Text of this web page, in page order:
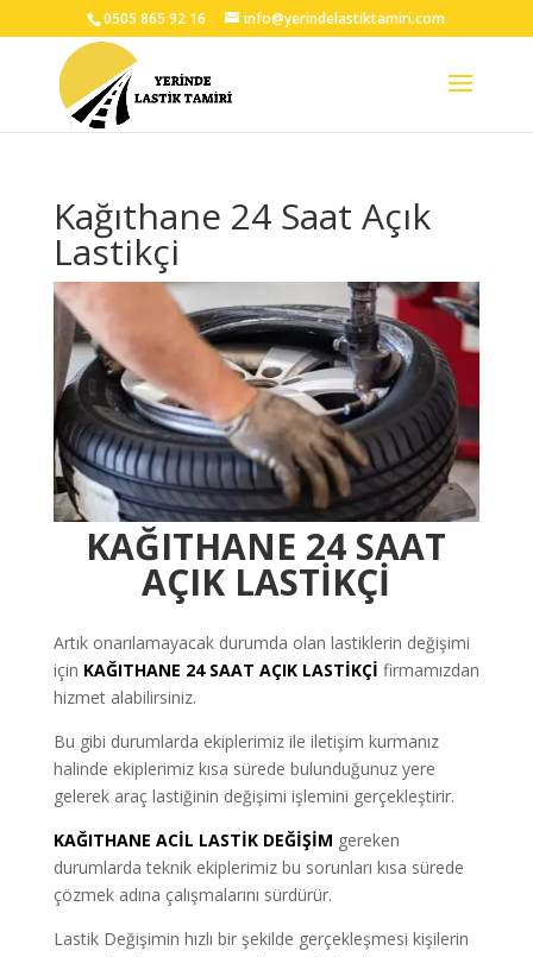
0505 865 92 16 info@yerindelastiktamiri.com
Kağıthane 24 Saat Açık
Lastikçi
KAĞITHANE 24 SAAT
AÇIK LASTİKÇİ
Artık onarılamayacak durumda olan lastiklerin değişimi
için KAĞITHANE 24 SAAT AÇIK LASTİKÇİ firmamızdan
hizmet alabilirsiniz.
Bu gibi durumlarda ekiplerimiz ile iletişim kurmanız
halinde ekiplerimiz kısa sürede bulunduğunuz yere
gelerek araç lastiğinin değişimi işlemini gerçekleştirir.
KAĞITHANE ACİL LASTİK DEĞİŞİM gereken
durumlarda teknik ekiplerimiz bu sorunları kısa sürede
çözmek adına çalışmalarını sürdürür.
Lastik Değişimin hızlı bir şekilde gerçekleşmesi kişilerin